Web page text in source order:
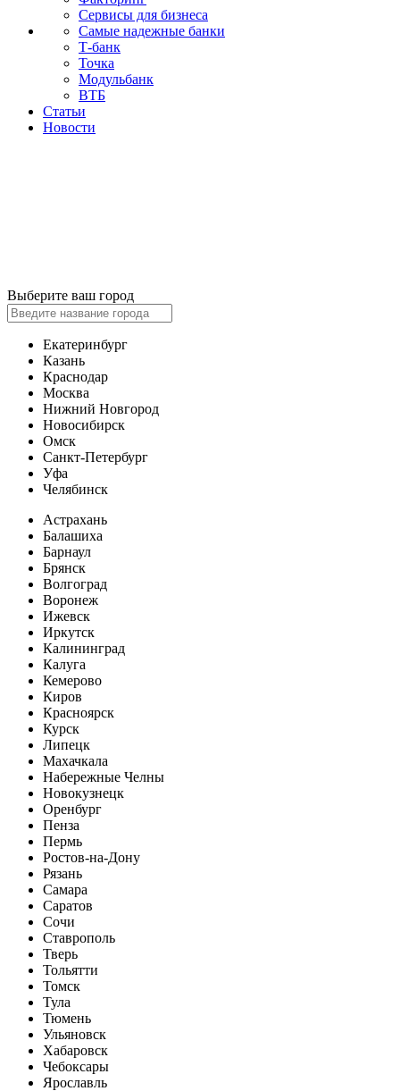
Сервисы для бизнеса
Самые надежные банки
Т-банк
Точка
Модульбанк
ВТБ
Статьи
Новости
Выберите ваш город
Екатеринбург
Казань
Краснодар
Москва
Нижний Новгород
Новосибирск
Омск
Санкт-Петербург
Уфа
Челябинск
Астрахань
Балашиха
Барнаул
Брянск
Волгоград
Воронеж
Ижевск
Иркутск
Калининград
Калуга
Кемерово
Киров
Красноярск
Курск
Липецк
Махачкала
Набережные Челны
Новокузнецк
Оренбург
Пенза
Пермь
Ростов-на-Дону
Рязань
Самара
Саратов
Сочи
Ставрополь
Тверь
Тольятти
Томск
Тула
Тюмень
Ульяновск
Хабаровск
Чебоксары
Ярославль